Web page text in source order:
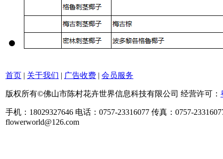
首页 | 关于我们 | 广告收费 | 会员服务
版权所有©佛山市陈村花卉世界信息科技有限公司 经营许可：
手机：18029327646 电话：0757-23316077 传真：0757-
flowerworld@126.com